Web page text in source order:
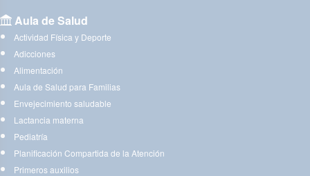
Aula de Salud
Actividad Física y Deporte
Adicciones
Alimentación
Aula de Salud para Familias
Envejecimiento saludable
Lactancia materna
Pediatría
Planificación Compartida de la Atención
Primeros auxilios